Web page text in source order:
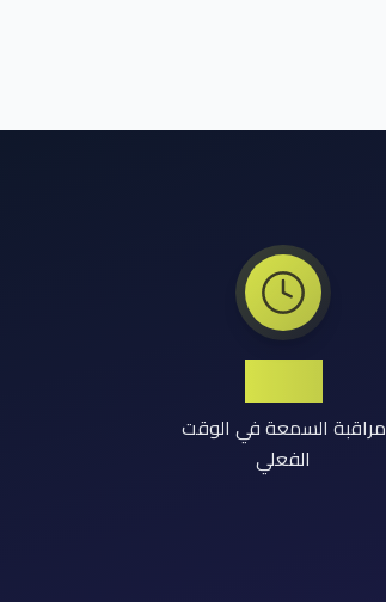
24/7
مراقبة السمعة في الوقت
الفعلي